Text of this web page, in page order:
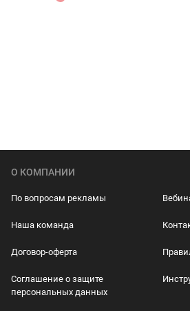
О КОМПАНИИ
По вопросам рекламы
Наша команда
Договор-оферта
Соглашение о защите
персональных данных